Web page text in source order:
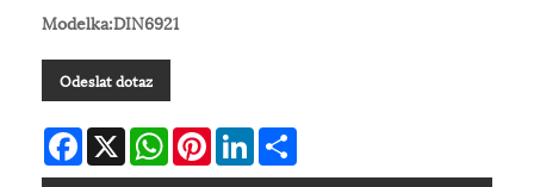
Modelka:DIN6921
Odeslat dotaz
Facebook
X WhatsAppPinterestLinkedIn